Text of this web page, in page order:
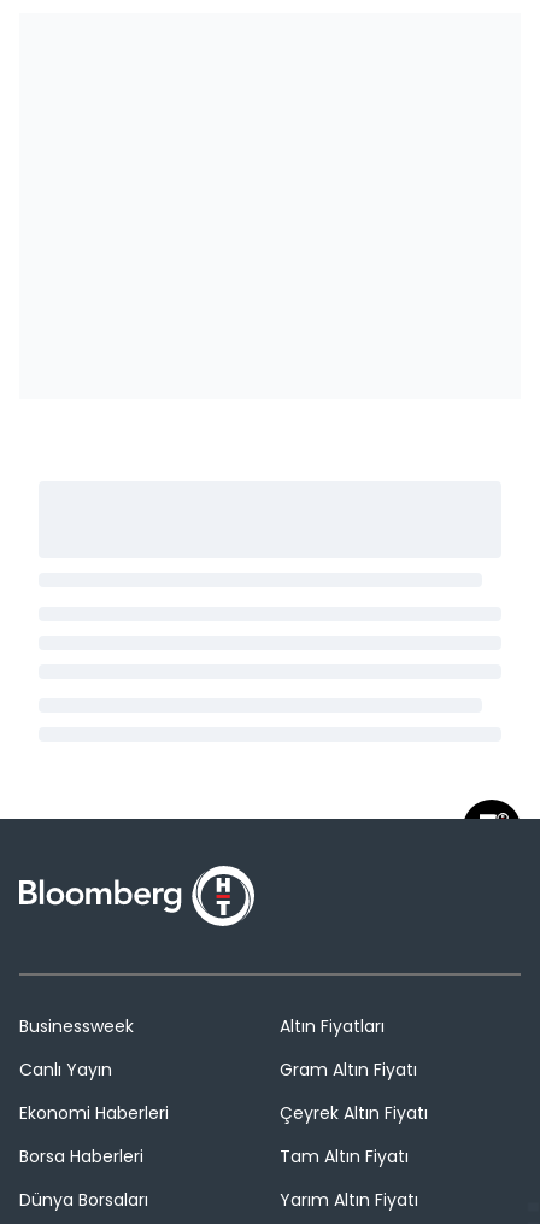
Businessweek
Canlı Yayın
Ekonomi Haberleri
Borsa Haberleri
Dünya Borsaları
Altın Fiyatları
Gram Altın Fiyatı
Çeyrek Altın Fiyatı
Tam Altın Fiyatı
Yarım Altın Fiyatı